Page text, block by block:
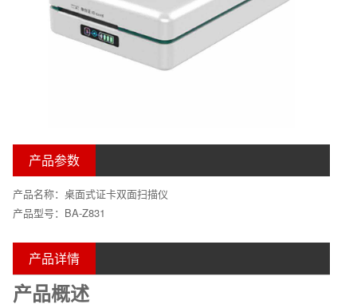
产品参数
产品名称：桌面式证卡双面扫描仪
产品型号：BA-Z831
产品详情
产品概述